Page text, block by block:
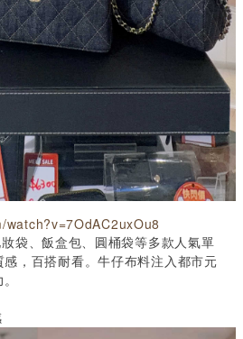
袋、飯盒包、圓桶袋等多款人氣單
，百搭耐看。牛仔布料注入都市元